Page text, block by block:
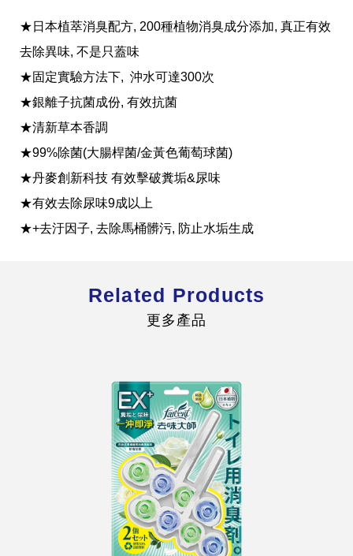
全球經營版圖
股東服務
查詢即時股價與歷年股利資訊
人才招募
★日本植萃消臭配方, 200種植物消臭成分添加, 真正有效
去除異味, 不是只蓋味
★固定實驗方法下, 沖水可達300次
★銀離子抗菌成份, 有效抗菌
★清新草本香調
★99%除菌(大腸桿菌/金黃色葡萄球菌)
★丹麥創新科技 有效擊破糞垢&尿味
★有效去除尿味9成以上
★+去汙因子, 去除馬桶髒污, 防止水垢生成
Related Products
更多產品